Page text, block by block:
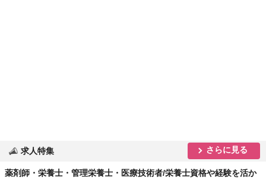
求人特集 さらに見る
薬剤師・栄養士・管理栄養士・医療技術者/栄養士資格や経験を活か